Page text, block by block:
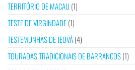
TERRITÓRIO DE MACAU(1)
TESTE DE VIRGINDADE(1)
TESTEMUNHAS DE JEOVÁ(4)
TOURADAS TRADICIONAIS DE BARRANCOS(1)